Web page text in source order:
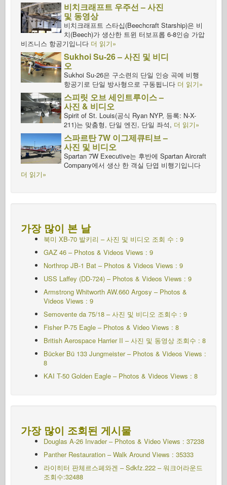
비치크래프트 우주선 – 사진
및 동영상
비치크래프트 스타십(Beechcraft Starship)은 비
치(Beech)가 생산한 트윈 터보프롭 6-8인승 가압
비즈니스 항공기입니다 더 읽기»
Sukhoi Su-26 – 사진 및 비디
오
Sukhoi Su-26은 구소련의 단일 인승 곡예 비행
항공기로 단일 방사형으로 구동됩니다 더 읽기»
스피릿 오브 세인트루이스 –
사진 & 비디오
Spirit of St. Louis(공식 Ryan NYP, 등록: N-X-
211)는 맞춤형, 단일 엔진, 단일 좌석, 더 읽기»
스파르탄 7W 이그제큐티브 –
사진 및 비디오
Spartan 7W Executive는 후반에 Spartan Aircraft
Company에서 생산 한 객실 단엽 비행기입니다
더 읽기»
가장 많이 본 날
북미 XB-70 발키리 – 사진 및 비디오 조회 수 : 9
GAZ 46 – Photos & Videos Views : 9
Northrop JB-1 Bat – Photos & Videos Views : 9
USS Laffey (DD-724) – Photos & Videos Views : 9
Armstrong Whitworth AW.660 Argosy – Photos &
Videos Views : 9
Semovente da 75/18 – 사진 및 비디오 조회수 : 9
Fisher P-75 Eagle – Photos & Video Views : 8
British Aerospace Harrier II – 사진 및 동영상 조회수 : 8
Bücker Bü 133 Jungmeister – Photos & Videos Views :
8
KAI T-50 Golden Eagle – Photos & Videos Views : 8
가장 많이 조회된 게시물
Douglas A-26 Invader – Photos & Video Views : 37238
Panther Restauration – Walk Around Views : 35333
라이히터 판체르스페와겐 – Sdkfz.222 – 워크어라운드
조회수:32488